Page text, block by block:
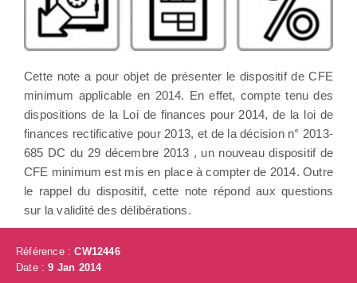
Cette note a pour objet de présenter le dispositif de CFE
minimum applicable en 2014. En effet, compte tenu des
dispositions de la Loi de finances pour 2014, de la loi de
finances rectificative pour 2013, et de la décision n° 2013-
685 DC du 29 décembre 2013 , un nouveau dispositif de
CFE minimum est mis en place à compter de 2014. Outre
le rappel du dispositif, cette note répond aux questions
sur la validité des délibérations.
Référence :CW12446
Date :9 Jan 2014